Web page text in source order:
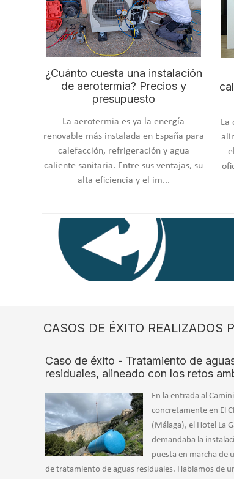
¿Cuánto cuesta una instalación
de aerotermia? Precios y
presupuesto
La aerotermia es ya la energía
renovable más instalada en España para
calefacción, refrigeración y agua
caliente sanitaria. Entre sus ventajas, su
alta eficiencia y el im...
La
CASOS DE ÉXITO REALIZADOS
Caso de éxito - Tratamiento de
residuales, alineado con los retos
En la entrada al
concretamente en El
(Málaga), el Hotel La
demandaba la
puesta en marcha de
de tratamiento de aguas residuales. Hablamos de